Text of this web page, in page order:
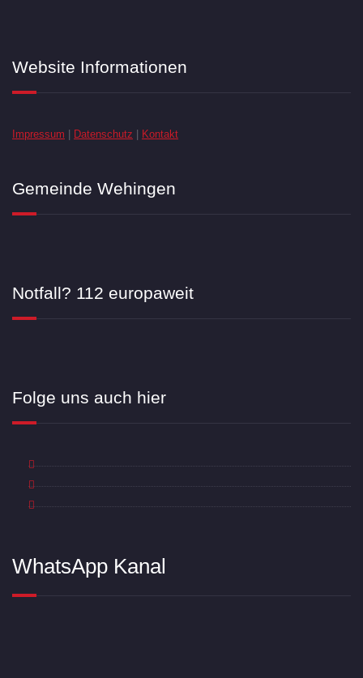
Website Informationen
Impressum Datenschutz Kontakt
Gemeinde Wehingen
Notfall? 112 europaweit
Folge uns auch hier
WhatsApp Kanal